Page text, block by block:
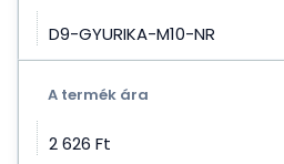
D9-GYURIKA-M10-NR
A termék ára
2 626 Ft‎